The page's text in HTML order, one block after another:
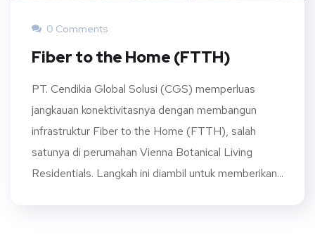
0 Comments
Fiber to the Home (FTTH)
PT. Cendikia Global Solusi (CGS) memperluas
jangkauan konektivitasnya dengan membangun
infrastruktur Fiber to the Home (FTTH), salah
satunya di perumahan Vienna Botanical Living
Residentials. Langkah ini diambil untuk memberikan...